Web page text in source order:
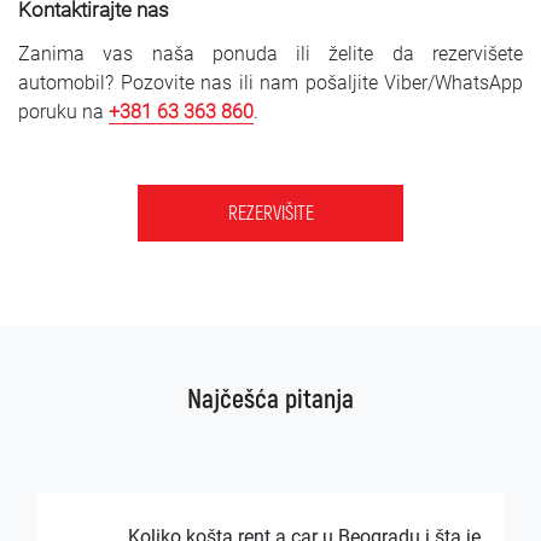
Kontaktirajte nas
Zanima vas naša ponuda ili želite da rezervišete
automobil? Pozovite nas ili nam pošaljite Viber/WhatsApp
poruku na +381 63 363 860.
REZERVIŠITE
Najčešća pitanja